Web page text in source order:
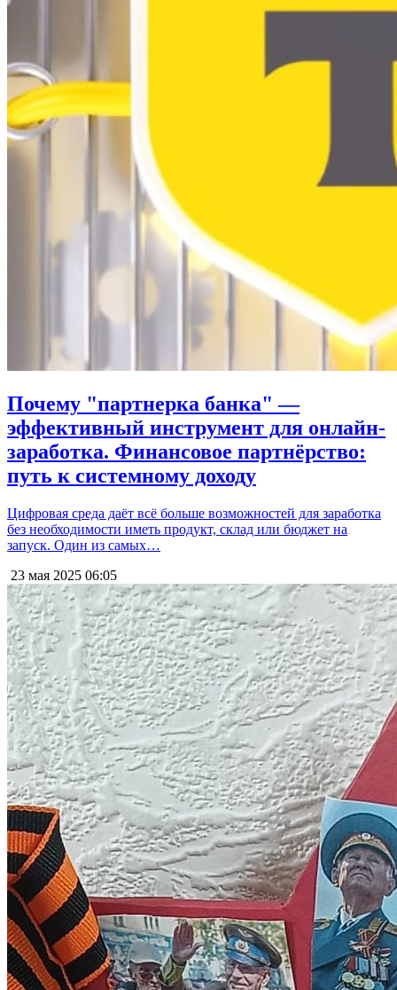
Почему "партнерка банка" —
эффективный инструмент для онлайн-
заработка. Финансовое партнёрство:
путь к системному доходу
Цифровая среда даёт всё больше возможностей для заработка
без необходимости иметь продукт, склад или бюджет на
запуск. Один из самых…
23 мая 2025 06:05